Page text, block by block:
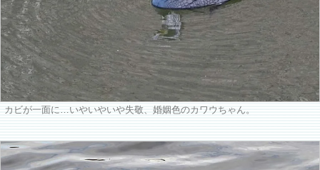
カビが一面に…いやいやいや失敬、婚姻色のカワウちゃん。